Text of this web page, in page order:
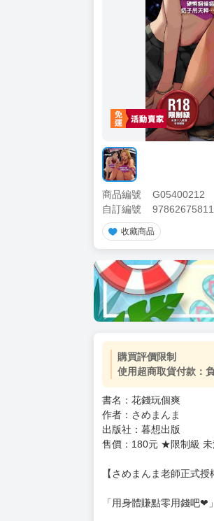
商品編號 G05400212
自訂編號
收藏商品
購買評價限制
使用超商取貨付款：
書名：花錢玩個爽
作者：さめまんま
出版社：暮想出版
售價：180元 ★限制級
【さめまんま老師正式
「用身體賺點零用錢吧❤」